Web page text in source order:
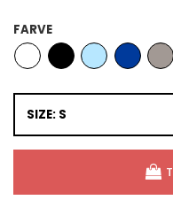
FARVE
SIZE: S